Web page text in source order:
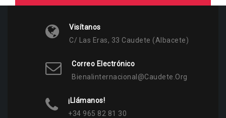
Visítanos
C/ Las Eras, 33 Caudete (Albacete)
Correo Electrónico
Bienalinternacional@caudete.org
¡Llámanos!
+34 965 82 81 30